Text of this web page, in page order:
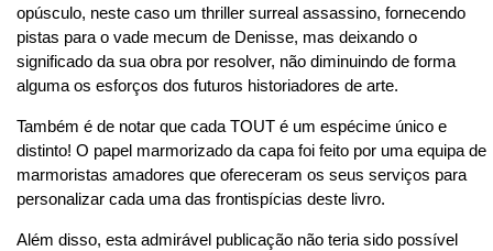
opúsculo, neste caso um thriller surreal assassino, fornecendo
pistas para o vade mecum de Denisse, mas deixando o
significado da sua obra por resolver, não diminuindo de forma
alguma os esforços dos futuros historiadores de arte.
Também é de notar que cada TOUT é um espécime único e
distinto! O papel marmorizado da capa foi feito por uma equipa de
marmoristas amadores que ofereceram os seus serviços para
personalizar cada uma das frontispícias deste livro.
Além disso, esta admirável publicação não teria sido possível